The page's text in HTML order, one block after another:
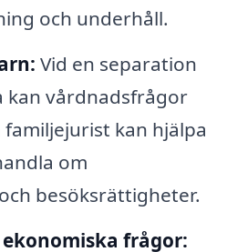
och underhåll.
Vid en separation
kan vårdnadsfrågor
kan hjälpa
om
besöksrättigheter.
frågor: